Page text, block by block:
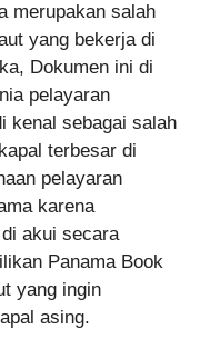
merupakan salah
yang bekerja di
Dokumen ini di
pelayaran
kenal sebagai salah
terbesar di
pelayaran
karena
akui secara
Panama Book
yang ingin
asing.